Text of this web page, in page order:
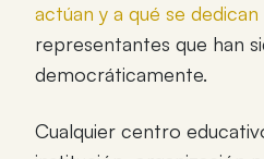
actúan y a qué se dedican
representantes que han
democráticamente.
Cualquier centro